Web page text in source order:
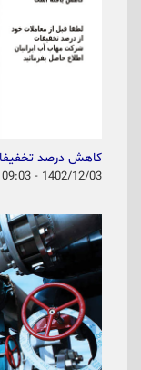
کاهش درصد
1402/12/03 - 09:03